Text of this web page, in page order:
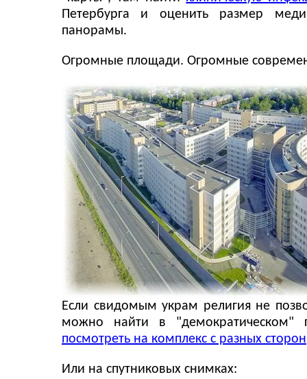
Петербурга и оценить размер
панорамы.
Огромные площади. Огромные
Если свидомым украм религия не
можно найти в
посмотреть на комплекс с разных сторон
Или на спутниковых снимках: